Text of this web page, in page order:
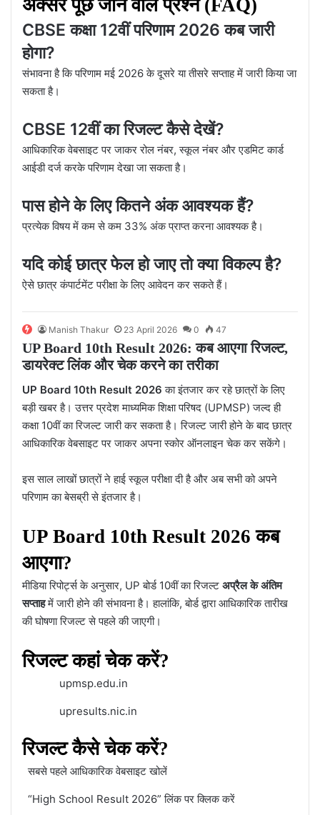
अक्सर पूछे जाने वाले प्रश्न (FAQ)
CBSE कक्षा 12वीं परिणाम 2026 कब जारी
होगा?
संभावना है कि परिणाम मई 2026 के दूसरे या तीसरे सप्ताह में जारी किया जा
सकता है।
CBSE 12वीं का रिजल्ट कैसे देखें?
आधिकारिक वेबसाइट पर जाकर रोल नंबर, स्कूल नंबर और एडमिट कार्ड
आईडी दर्ज करके परिणाम देखा जा सकता है।
पास होने के लिए कितने अंक आवश्यक हैं?
प्रत्येक विषय में कम से कम 33% अंक प्राप्त करना आवश्यक है।
यदि कोई छात्र फेल हो जाए तो क्या विकल्प है?
ऐसे छात्र कंपार्टमेंट परीक्षा के लिए आवेदन कर सकते हैं।
Manish Thakur 23 April 2026 0 47
UP Board 10th Result 2026: कब आएगा रिजल्ट,
डायरेक्ट लिंक और चेक करने का तरीका
UP Board 10th Result 2026 का इंतजार कर रहे छात्रों के लिए
बड़ी खबर है। उत्तर प्रदेश माध्यमिक शिक्षा परिषद (UPMSP) जल्द ही
कक्षा 10वीं का रिजल्ट जारी कर सकता है। रिजल्ट जारी होने के बाद छात्र
आधिकारिक वेबसाइट पर जाकर अपना स्कोर ऑनलाइन चेक कर सकेंगे।
इस साल लाखों छात्रों ने हाई स्कूल परीक्षा दी है और अब सभी को अपने
परिणाम का बेसब्री से इंतजार है।
UP Board 10th Result 2026 कब
आएगा?
मीडिया रिपोर्ट्स के अनुसार, UP बोर्ड 10वीं का रिजल्टअप्रैल के अंतिम
सप्ताहमें जारी होने की संभावना है। हालांकि, बोर्ड द्वारा आधिकारिक तारीख
की घोषणा रिजल्ट से पहले की जाएगी।
रिजल्ट कहां चेक करें?
upmsp.edu.in
upresults.nic.in
रिजल्ट कैसे चेक करें?
सबसे पहले आधिकारिक वेबसाइट खोलें
“High School Result 2026” लिंक पर क्लिक करें